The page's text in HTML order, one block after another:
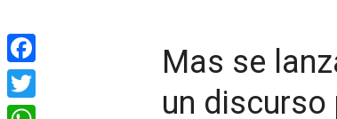
Mas se
un
Facebook
Twitter